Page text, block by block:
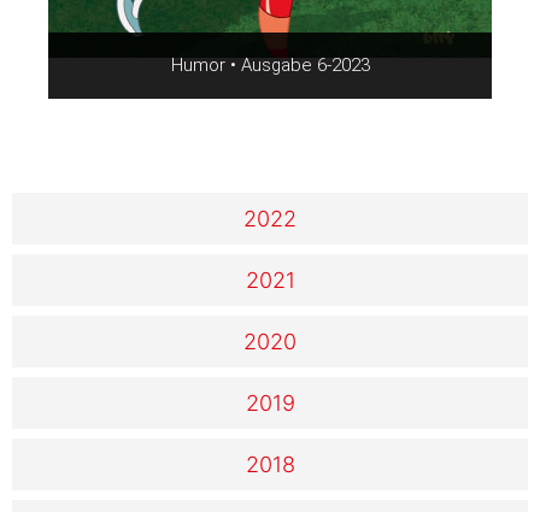
2022
2021
2020
2019
2018
Humor • Ausgabe 6-2023